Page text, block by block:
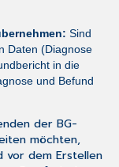
Sind
Daten (Diagnose
in die
und Befund
der BG-
möchten,
vor dem Erstellen